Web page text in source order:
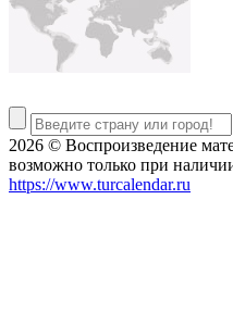
2026 © Воспроизведение
возможно только при
https://www.turcalendar.ru